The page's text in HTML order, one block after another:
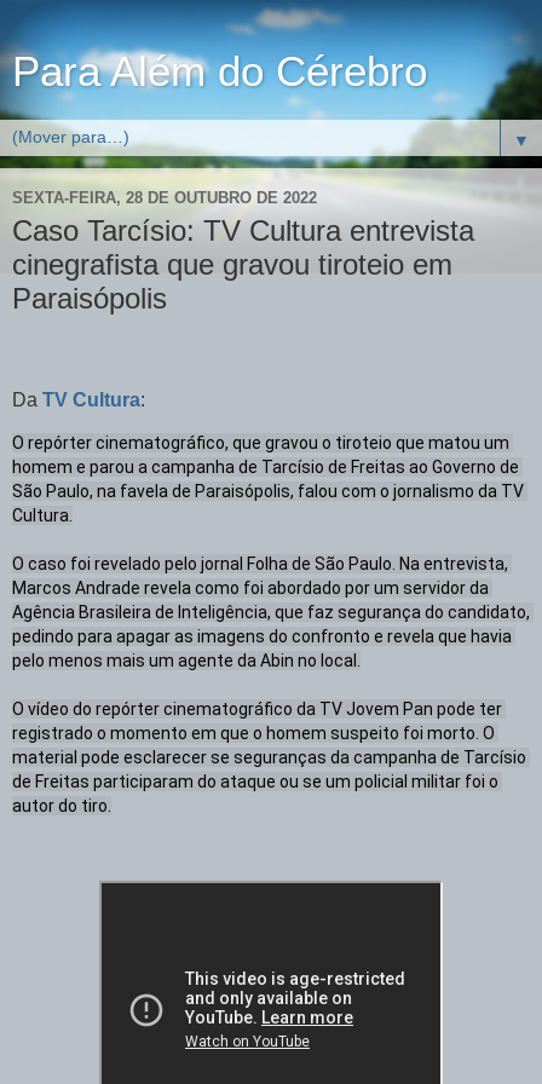
Para Além do Cérebro
▼
SEXTA-FEIRA, 28 DE OUTUBRO DE 2022
Caso Tarcísio: TV Cultura entrevista
cinegrafista que gravou tiroteio em
Paraisópolis
Da TV Cultura:
O repórter cinematográfico, que gravou o tiroteio que matou um
homem e parou a campanha de Tarcísio de Freitas ao Governo de
São Paulo, na favela de Paraisópolis, falou com o jornalismo da TV
Cultura.
O caso foi revelado pelo jornal Folha de São Paulo. Na entrevista,
Marcos Andrade revela como foi abordado por um servidor da
Agência Brasileira de Inteligência, que faz segurança do candidato,
pedindo para apagar as imagens do confronto e revela que havia
pelo menos mais um agente da Abin no local.
O vídeo do repórter cinematográfico da TV Jovem Pan pode ter
registrado o momento em que o homem suspeito foi morto. O
material pode esclarecer se seguranças da campanha de Tarcísio
de Freitas participaram do ataque ou se um policial militar foi o
autor do tiro.